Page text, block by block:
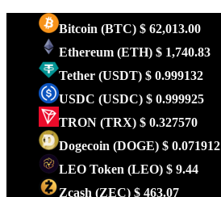
Bitcoin (BTC) $ 62,013.00
Ethereum (ETH) $ 1,740.83
Tether (USDT) $ 0.999132
USDC (USDC) $ 0.999925
TRON (TRX) $ 0.327570
Dogecoin (DOGE) $ 0.071912
LEO Token (LEO) $ 9.44
Zcash (ZEC) $ 463.07